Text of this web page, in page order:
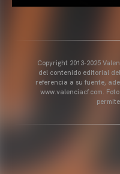
Copyright 2013-2025
del contenido editorial
referencia a su fuente,
www.valenciacf.com.